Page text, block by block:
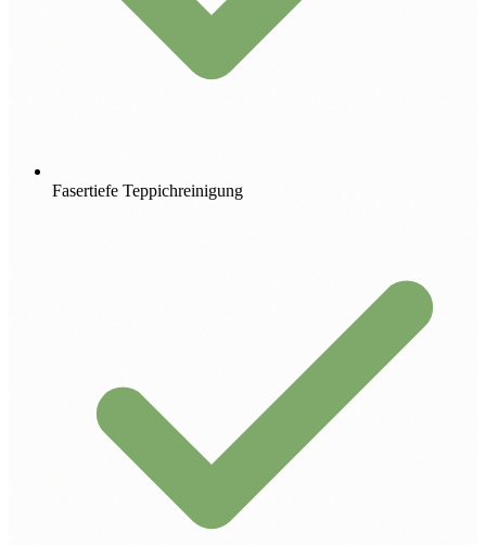
Fasertiefe Teppichreinigung